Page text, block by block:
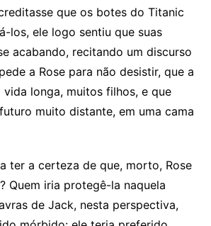
que os botes do Titanic
los, ele logo sentiu que suas
acabando, recitando um discurso
a Rose para não desistir, que a
vida longa, muitos filhos, e que
muito distante, em uma cama
ter a certeza de que, morto, Rose
Quem iria protegê-la naquela
de Jack, nesta perspectiva,